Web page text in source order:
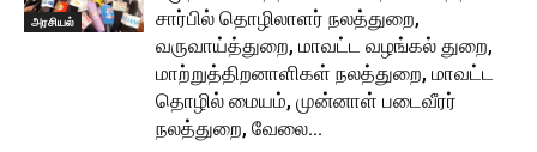
அரசியல்
சார்பில் தொழிலாளர் நலத்துறை,
வருவாய்த்துறை, மாவட்ட வழங்கல் துறை,
மாற்றுத்திறனாளிகள் நலத்துறை, மாவட்ட
தொழில் மையம், முன்னாள் படைவீரர்
நலத்துறை, வேலை...